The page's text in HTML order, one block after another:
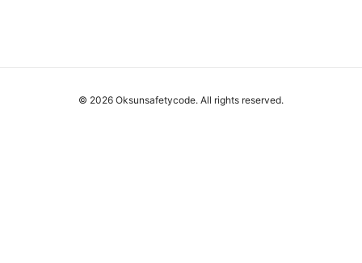
© 2026 Oksunsafetycode. All rights reserved.